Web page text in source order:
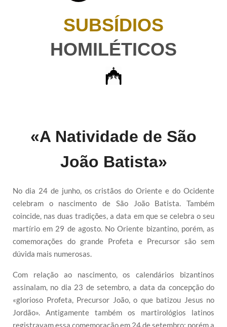
SUBSÍDIOS
HOMILÉTICOS​
«A Natividade de São
João Batista»
No dia 24 de junho, os cristãos do Oriente e do Ocidente
celebram o nascimento de São João Batista. Também
coincide, nas duas tradições, a data em que se celebra o seu
martírio em 29 de agosto. No Oriente bizantino, porém, as
comemorações do grande Profeta e Precursor são sem
dúvida mais numerosas.
Com relação ao nascimento, os calendários bizantinos
assinalam, no dia 23 de setembro, a data da concepção do
«glorioso Profeta, Precursor João, o que batizou Jesus no
Jordão». Antigamente também os martirológios latinos